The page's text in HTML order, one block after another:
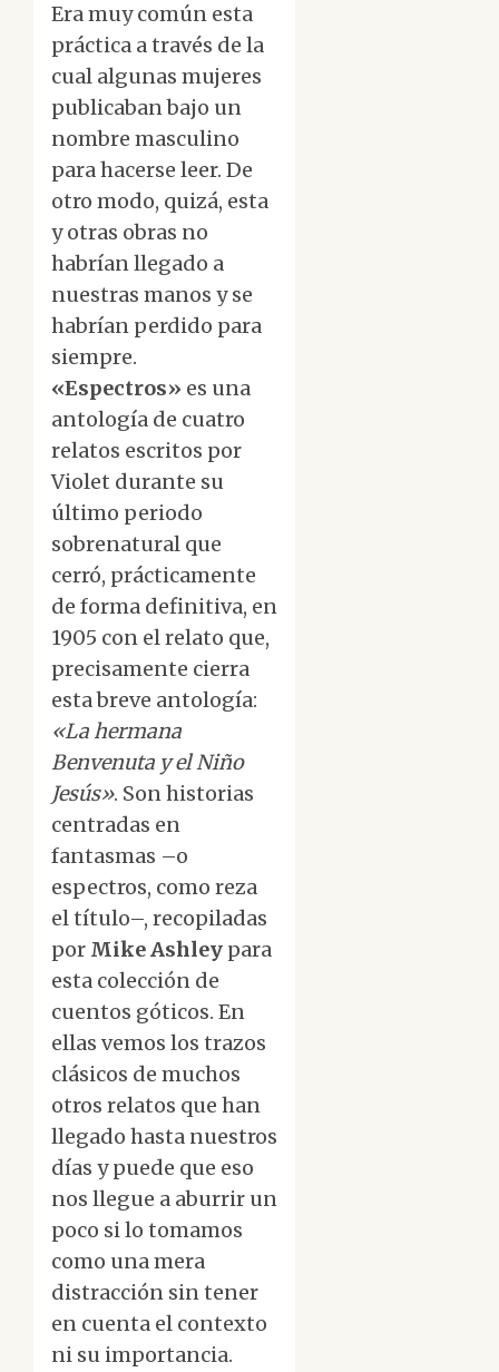
Era muy común esta
práctica a través de la
cual algunas mujeres
publicaban bajo un
nombre masculino
para hacerse leer. De
otro modo, quizá, esta
y otras obras no
habrían llegado a
nuestras manos y se
habrían perdido para
siempre.
«Espectros» es una
antología de cuatro
relatos escritos por
Violet durante su
último periodo
sobrenatural que
cerró, prácticamente
de forma definitiva, en
1905 con el relato que,
precisamente cierra
esta breve antología:
«La hermana
Benvenuta y el Niño
Jesús». Son historias
centradas en
fantasmas –o
espectros, como reza
el título–, recopiladas
por Mike Ashley para
esta colección de
cuentos góticos. En
ellas vemos los trazos
clásicos de muchos
otros relatos que han
llegado hasta nuestros
días y puede que eso
nos llegue a aburrir un
poco si lo tomamos
como una mera
distracción sin tener
en cuenta el contexto
ni su importancia.